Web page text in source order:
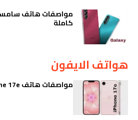
كاملة
هواتف الايفون
مواصفات هاتف iPhone 17e كاملا